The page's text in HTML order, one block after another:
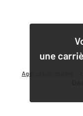
Agence immobilière
une